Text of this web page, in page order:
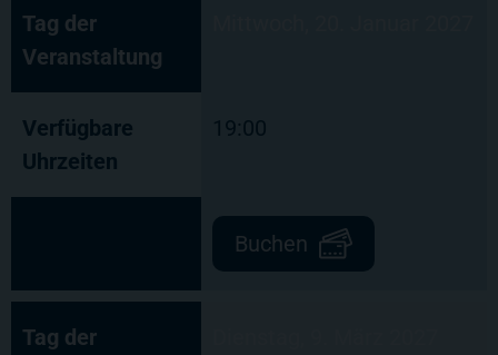
Tag der
Veranstaltung
Verfügbare
Uhrzeiten
19:00
Buchen
Tag der